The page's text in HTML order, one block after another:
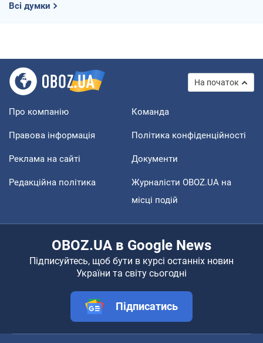
Всі думки
На початок
Про компанію Команда
Правова інформація Політика конфіденційності
Реклама на сайті Документи
Редакційна політика
Журналісти OBOZ.UA на
місці подій
OBOZ.UA в Google News
Підписуйтесь, щоб бути в курсі останніх новин
України та світу сьогодні
Підписатись